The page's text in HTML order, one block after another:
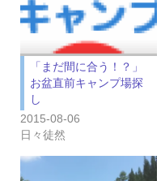
「まだ間に合う！？」
お盆直前キャンプ場探
し
2015-08-06
日々徒然